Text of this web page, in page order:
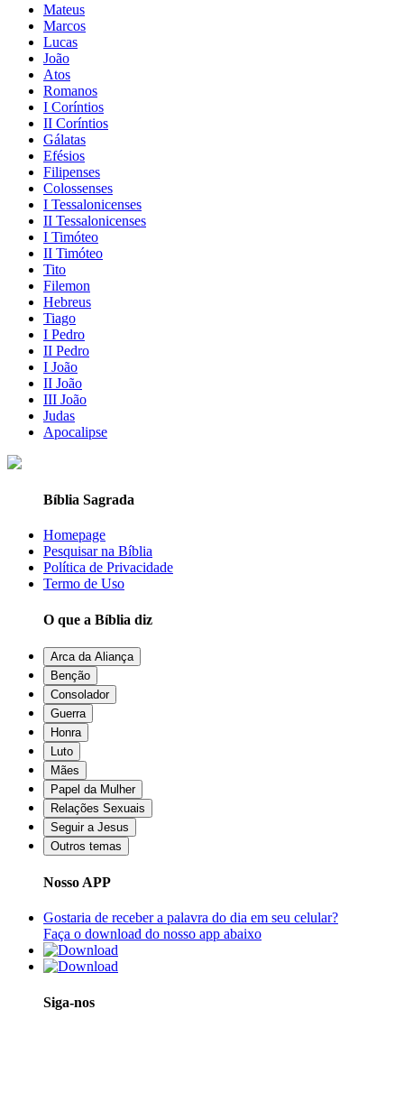
Mateus
Marcos
Lucas
João
Atos
Romanos
I Coríntios
II Coríntios
Gálatas
Efésios
Filipenses
Colossenses
I Tessalonicenses
II Tessalonicenses
I Timóteo
II Timóteo
Tito
Filemon
Hebreus
Tiago
I Pedro
II Pedro
I João
II João
III João
Judas
Apocalipse
Bíblia Sagrada
Homepage
Pesquisar na Bíblia
Política de Privacidade
Termo de Uso
O que a Bíblia diz
Arca da Aliança
Benção
Consolador
Guerra
Honra
Luto
Mães
Papel da Mulher
Relações Sexuais
Seguir a Jesus
Outros temas
Nosso APP
Gostaria de receber a palavra do dia em seu celular?
Faça o download do nosso app abaixo
Siga-nos